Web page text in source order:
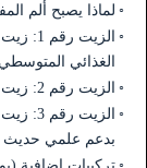
لماذا يصبح ألم
الزيت
الغذائي المتوسطي
الزيت رقم 2: زيت السمك (من السلمون أو الأسماك الدهنية)
الزيت
بدعم علمي حديث